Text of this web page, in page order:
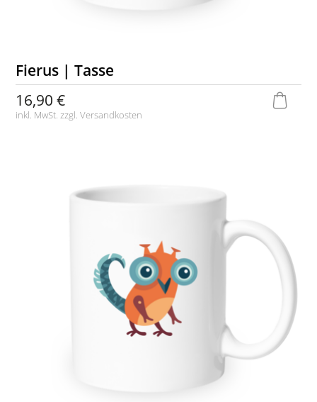
Fierus | Tasse
16,90 €
inkl. MwSt. zzgl.Versandkosten